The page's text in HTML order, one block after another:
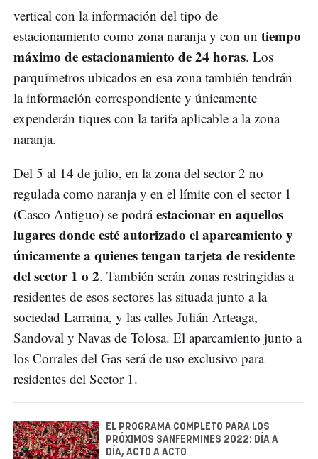
vertical con la información del tipo de
estacionamiento como zona naranja y con un tiempo
máximo de estacionamiento de 24 horas. Los
parquímetros ubicados en esa zona también tendrán
la información correspondiente y únicamente
expenderán tiques con la tarifa aplicable a la zona
naranja.
Del 5 al 14 de julio, en la zona del sector 2 no
regulada como naranja y en el límite con el sector 1
(Casco Antiguo) se podráestacionar en aquellos
lugares donde esté autorizado el aparcamiento y
únicamente a quienes tengan tarjeta de residente
del sector 1 o 2. También serán zonas restringidas a
residentes de esos sectores las situada junto a la
sociedad Larraina, y las calles Julián Arteaga,
Sandoval y Navas de Tolosa. El aparcamiento junto a
los Corrales del Gas será de uso exclusivo para
residentes del Sector 1.
EL PROGRAMA COMPLETO PARA LOS
PRÓXIMOS SANFERMINES 2022: DÍA A
DÍA, ACTO A ACTO